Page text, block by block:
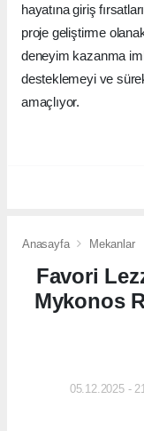
hayatına giriş
proje geliştirme
deneyim kazanma
desteklemeyi ve
amaçlıyor.
Anasayfa Mekanlar
Favori
Mykonos
05.12.2025 -